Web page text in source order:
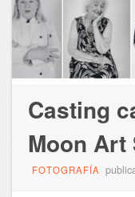
Casting
Moon Art
FOTOGRAFÍA